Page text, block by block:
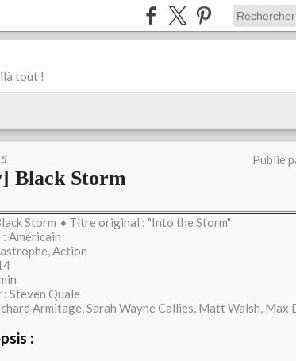
tout !
Publié
Black Storm
♦ Titre original : "Into the Storm"
Américain
Action
Steven Quale
Armitage, Sarah Wayne Callies, Matt Walsh, Max
: